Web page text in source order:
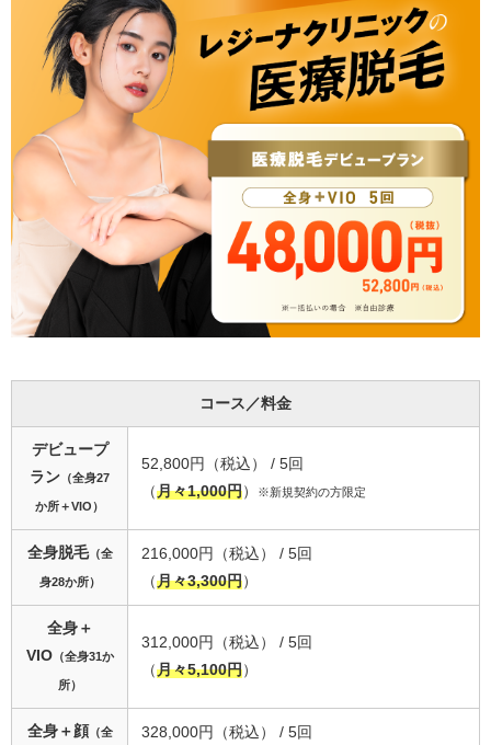
h_k_rさん
満足度：★★★★★（5点中5点）
エミナルクリニック 鹿児島院
痛みに弱いのですが優しく声をかけてくださったり強さを調
節してくれたり気遣ってくださって施術中も安心して任せる
ことができます！ずっと毛に悩んでいましたがエミナルクリ
ニックに通い始めてその悩みも解消できました！！
グーグルマイビジネスより
満足度：★★★☆☆（5点中3点）
エミナルクリニック 鹿児島院
看護師さんによって施術時間に差があります。覚悟はしてい
リゴリやられるのが少し辛い。。対応は丁寧だと思います。
グーグルマイビジネスより
コース／料金
デビュープ
ラン （全身27
か所＋VIO）
52,800円（税込） / 5回
（月々1,000円） ※新規契約の方限定
全身脱毛（全
身28か所）
216,000円（税込） / 5回
（月々3,300円）
全身＋
VIO（全身31か
所）
312,000円（税込） / 5回
（月々5,100円）
全身＋顔 （全
328,000円（税込） / 5回